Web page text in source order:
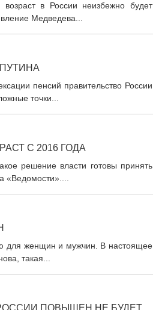
в России неизбежно будет
Медведева...
пенсий правительство России
точки...
С 2016 ГОДА
решение власти готовы принять
«Ведомости»....
для женщин и мужчин. В настоящее
такая...
ПОВЫШЕН НЕ БУДЕТ